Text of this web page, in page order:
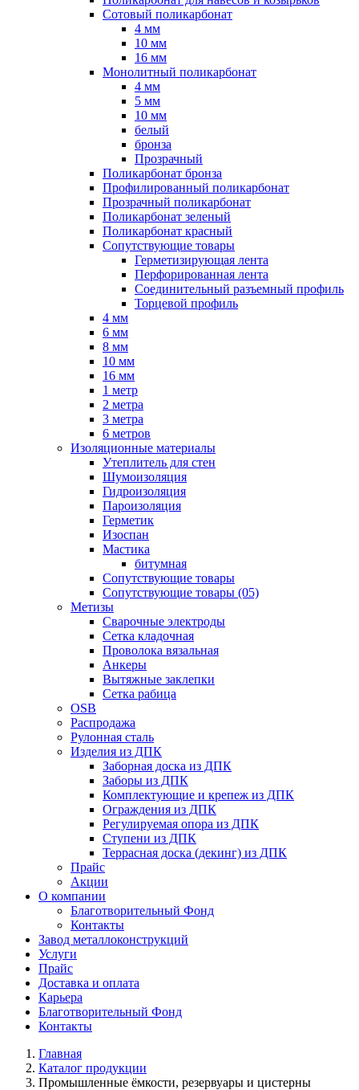
Сотовый поликарбонат
4 мм
10 мм
16 мм
Монолитный поликарбонат
4 мм
5 мм
10 мм
белый
бронза
Прозрачный
Поликарбонат бронза
Профилированный поликарбонат
Прозрачный поликарбонат
Поликарбонат зеленый
Поликарбонат красный
Сопутствующие товары
Герметизирующая лента
Перфорированная лента
Соединительный разъемный профиль
Торцевой профиль
4 мм
6 мм
8 мм
10 мм
16 мм
1 метр
2 метра
3 метра
6 метров
Изоляционные материалы
Утеплитель для стен
Шумоизоляция
Гидроизоляция
Пароизоляция
Герметик
Изоспан
Мастика
битумная
Сопутствующие товары
Сопутствующие товары (05)
Метизы
Сварочные электроды
Сетка кладочная
Проволока вязальная
Анкеры
Вытяжные заклепки
Сетка рабица
OSB
Распродажа
Рулонная сталь
Изделия из ДПК
Заборная доска из ДПК
Заборы из ДПК
Комплектующие и крепеж из ДПК
Ограждения из ДПК
Регулируемая опора из ДПК
Ступени из ДПК
Террасная доска (декинг) из ДПК
Прайс
Акции
О компании
Благотворительный Фонд
Контакты
Завод металлоконструкций
Услуги
Прайс
Доставка и оплата
Карьера
Благотворительный Фонд
Контакты
Главная
Каталог продукции
Промышленные ёмкости, резервуары и цистерны